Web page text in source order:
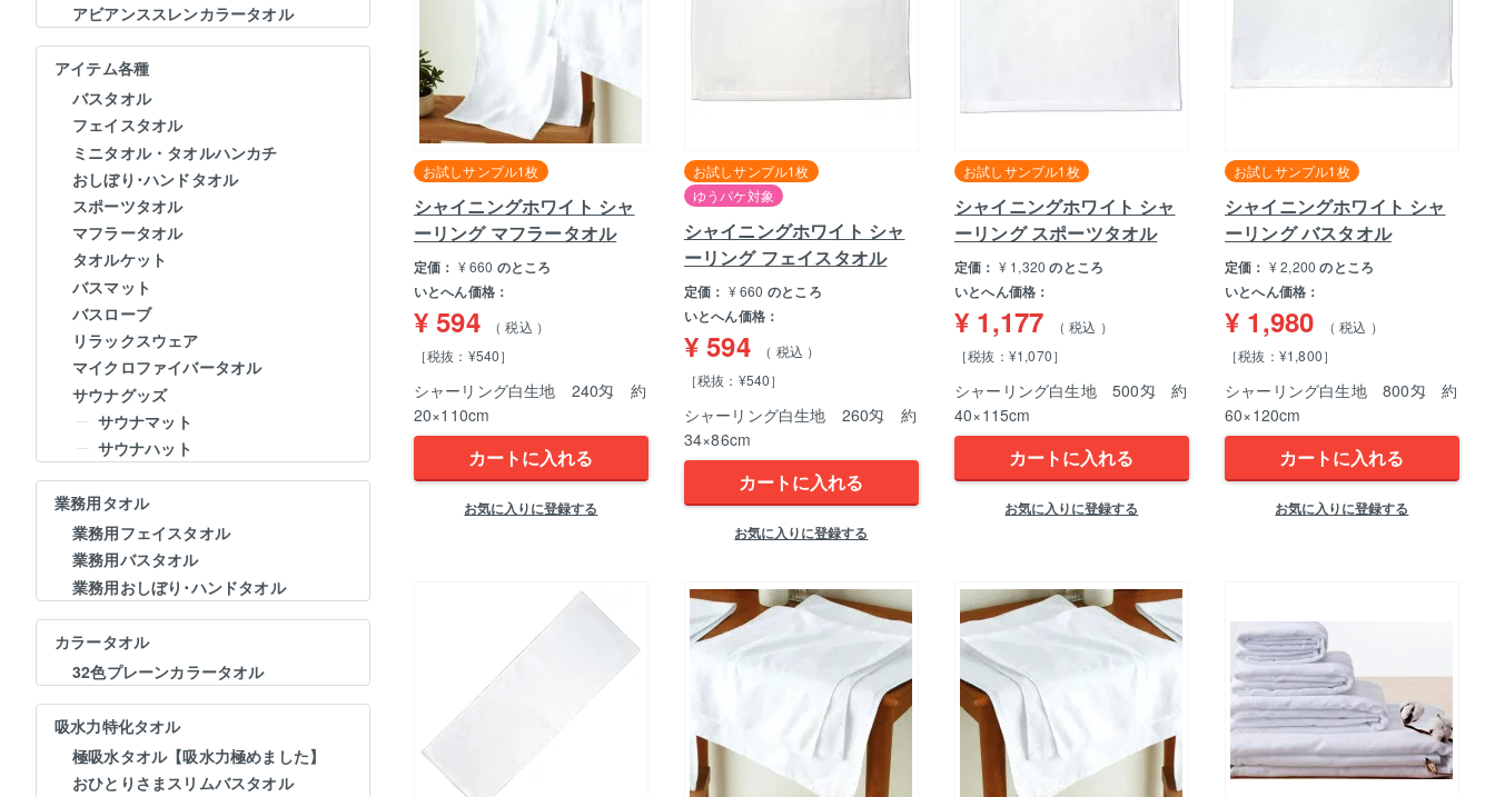
アビアンススレンカラータオル
アイテム各種
バスタオル
フェイスタオル
ミニタオル・タオルハンカチ
おしぼり･ハンドタオル
スポーツタオル
マフラータオル
タオルケット
バスマット
バスローブ
リラックスウェア
マイクロファイバータオル
サウナグッズ
サウナマット
サウナハット
業務用タオル
業務用フェイスタオル
業務用バスタオル
業務用おしぼり･ハンドタオル
カラータオル
32色プレーンカラータオル
吸水力特化タオル
極吸水タオル【吸水力極めました】
おひとりさまスリムバスタオル
お試しサンプル1枚
シャイニングホワイト シャ
ーリング マフラータオル
定価： ¥660 のところ
いとへん価格：
¥ 594
税込
［税抜：¥540］
シャーリング白生地 240匁 約
20×110cm
カートに入れる
お気に入りに登録する
お試しサンプル1枚
ゆうパケ対象
シャイニングホワイト シャ
ーリング フェイスタオル
定価： ¥660 のところ
いとへん価格：
¥ 594
税込
［税抜：¥540］
シャーリング白生地 260匁 約
34×86cm
カートに入れる
お気に入りに登録する
お試しサンプル1枚
シャイニングホワイト シャ
ーリング スポーツタオル
定価： ¥ 1,320 のところ
いとへん価格：
¥ 1,177
税込
［税抜：¥1,070］
シャーリング白生地 500匁 約
40×115cm
カートに入れる
お気に入りに登録する
お試しサンプル1枚
シャイニングホワイト シャ
ーリング バスタオル
定価： ¥2,200 のところ
いとへん価格：
¥ 1,980
税込
［税抜：¥1,800］
シャーリング白生地 800匁 約
60×120cm
カートに入れる
お気に入りに登録する